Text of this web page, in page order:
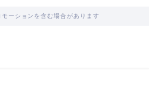
ーションを含む場合があります